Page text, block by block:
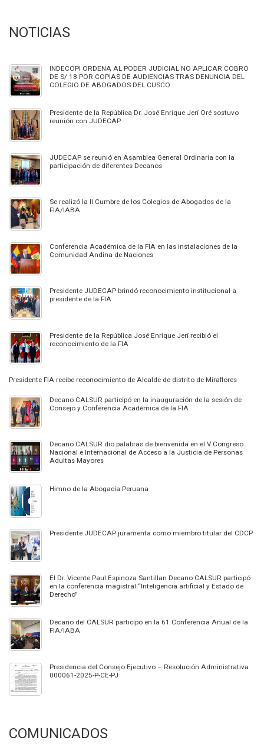
NOTICIAS
INDECOPI ORDENA AL PODER JUDICIAL NO APLICAR COBRO
DE S/ 18 POR COPIAS DE AUDIENCIAS TRAS DENUNCIA DEL
COLEGIO DE ABOGADOS DEL CUSCO
Presidente de la República Dr. José Enrique Jerí Oré sostuvo
reunión con JUDECAP
JUDECAP se reunió en Asamblea General Ordinaria con la
participación de diferentes Decanos
Se realizó la II Cumbre de los Colegios de Abogados de la
FIA/IABA
Conferencia Académica de la FIA en las instalaciones de la
Comunidad Andina de Naciones
Presidente JUDECAP brindó reconocimiento institucional a
presidente de la FIA
Presidente de la República José Enrique Jerí recibió el
reconocimiento de la FIA
Presidente FIA recibe reconocimiento de Alcalde de distrito de Miraflores
Decano CALSUR participó en la inauguración de la sesión de
Consejo y Conferencia Académica de la FIA
Decano CALSUR dio palabras de bienvenida en el V Congreso
Nacional e Internacional de Acceso a la Justicia de Personas
Adultas Mayores
Himno de la Abogacía Peruana
Presidente JUDECAP juramenta como miembro titular del CDCP
El Dr. Vicente Paul Espinoza Santillan Decano CALSUR participó
en la conferencia magistral “Inteligencia artificial y Estado de
Derecho”
Decano del CALSUR participó en la 61 Conferencia Anual de la
FIA/IABA
Presidencia del Consejo Ejecutivo – Resolución Administrativa
000061-2025-P-CE-PJ
COMUNICADOS